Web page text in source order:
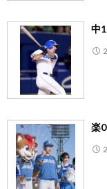
中
楽